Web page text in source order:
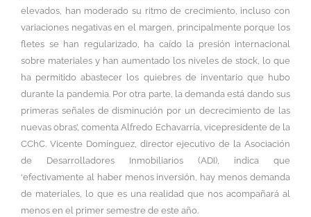
elevados, han moderado su ritmo de crecimiento, incluso con
variaciones negativas en el margen, principalmente porque los
fletes se han regularizado, ha caído la presión internacional
sobre materiales y han aumentado los niveles de stock, lo que
ha permitido abastecer los quiebres de inventario que hubo
durante la pandemia. Por otra parte, la demanda está dando sus
primeras señales de disminución por un decrecimiento de las
nuevas obras’, comenta Alfredo Echavarría, vicepresidente de la
CChC. Vicente Domínguez, director ejecutivo de la Asociación
de Desarrolladores Inmobiliarios (ADI), indica que
‘efectivamente al haber menos inversión, hay menos demanda
de materiales, lo que es una realidad que nos acompañará al
menos en el primer semestre de este año.